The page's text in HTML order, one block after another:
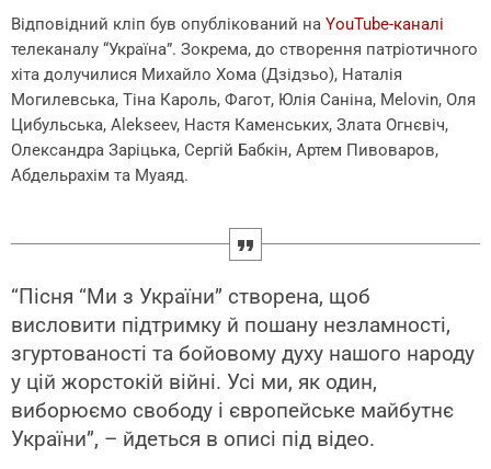
Відповідний кліп був опублікований на YouTube-каналі
телеканалу “Україна”. Зокрема, до створення патріотичного
хіта долучилися Михайло Хома (Дзідзьо), Наталія
Могилевська, Тіна Кароль, Фагот, Юлія Саніна, Melovin, Оля
Цибульська, Alekseev, Настя Каменських, Злата Огнєвіч,
Олександра Заріцька, Сергій Бабкін, Артем Пивоваров,
Абдельрахім та Муаяд.
“Пісня “Ми з України” створена, щоб
висловити підтримку й пошану незламності,
згуртованості та бойовому духу нашого народу
у цій жорстокій війні. Усі ми, як один,
виборюємо свободу і європейське майбутнє
України”, – йдеться в описі під відео.